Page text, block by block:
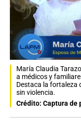
María Claudia
a médicos y
Destaca la fortaleza
sin violencia.
Crédito: Captura de